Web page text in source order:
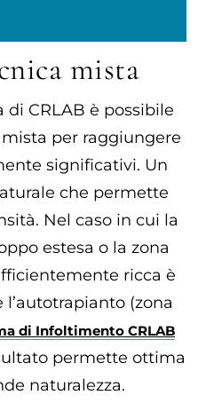
mista
di CRLAB è possibile
per raggiungere
significativi. Un
che permette
Nel caso in cui la
estesa o la zona
ricca è
(zona
di Infoltimento CRLAB
permette ottima
naturalezza.